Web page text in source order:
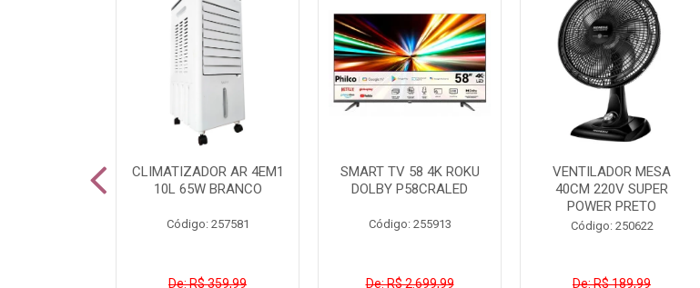
CLIMATIZADOR AR 4EM1
10L 65W BRANCO
Código: 257581
De: R$ 359,99
SMART TV 58 4K ROKU
DOLBY P58CRALED
Código: 255913
De: R$ 2.699,99
VENTILADOR MESA
40CM 220V SUPER
POWER PRETO
Código: 250622
De: R$ 189,99